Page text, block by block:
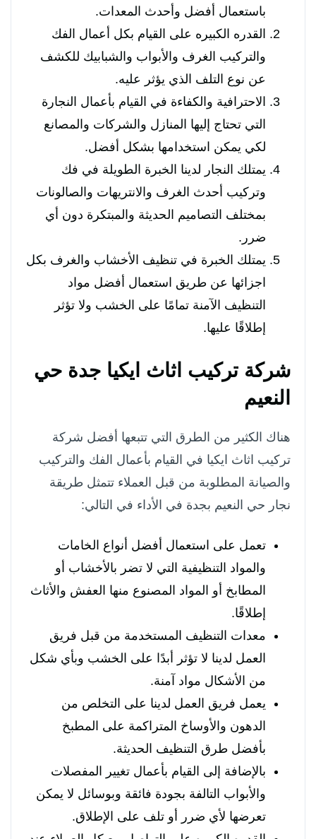
باستعمال أفضل وأحدث المعدات.
القدره الكبيره على القيام بكل أعمال الفك
والتركيب الغرف والأبواب والشبابيك للكشف
عن نوع التلف الذي يؤثر عليه.
الاحترافية والكفاءة في القيام بأعمال النجارة
التي تحتاج إليها المنازل والشركات والمصانع
لكي يمكن استخدامها بشكل أفضل.
يمتلك النجار لدينا الخبرة الطويلة في فك
وتركيب أحدث الغرف والانتريهات والصالونات
بمختلف التصاميم الحديثة والمبتكرة دون أي
ضرر.
يمتلك الخبرة في تنظيف الأخشاب والغرف بكل
اجزائها عن طريق استعمال أفضل مواد
التنظيف الآمنة تمامًا على الخشب ولا تؤثر
إطلاقًا عليها.
شركة تركيب اثاث ايكيا جدة حي
النعيم
هناك الكثير من الطرق التي تتبعها أفضل شركة
تركيب اثاث ايكيا في القيام بأعمال الفك والتركيب
والصيانة المطلوبة من قبل العملاء تتمثل طريقة
نجار حي النعيم بجدة في الأداء في التالي:
تعمل على استعمال أفضل أنواع الخامات
والمواد التنظيفية التي لا تضر بالأخشاب أو
المطابخ أو المواد المصنوع منها العفش والأثاث
إطلاقًا.
معدات التنظيف المستخدمة من قبل فريق
العمل لدينا لا تؤثر أبدًا على الخشب وبأي شكل
من الأشكال مواد آمنة.
يعمل فريق العمل لدينا على التخلص من
الدهون والأوساخ المتراكمة على المطبخ
بأفضل طرق التنظيف الحديثة.
بالإضافة إلى القيام بأعمال تغيير المفصلات
والأبواب التالفة بجودة فائقة وبوسائل لا يمكن
تعرضها لأي ضرر أو تلف على الإطلاق.